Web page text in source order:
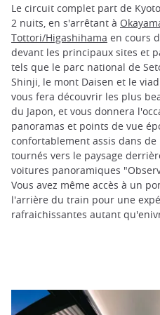
Le circuit complet part de
2 nuits, en s'arrêtant à
Tottori/Higashihama en cours
devant les principaux sites et
tels que le parc national de
Shinji, le mont Daisen et le
vous fera découvrir les plus
du Japon, et vous donnera
panoramas et points de vue
confortablement assis dans
tournés vers le paysage
voitures panoramiques
Vous avez même accès à un
l'arrière du train pour une
rafraichissantes autant